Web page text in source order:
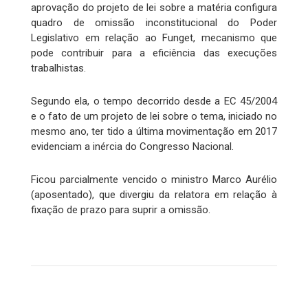
aprovação do projeto de lei sobre a matéria configura
quadro de omissão inconstitucional do Poder
Legislativo em relação ao Funget, mecanismo que
pode contribuir para a eficiência das execuções
trabalhistas.
Segundo ela, o tempo decorrido desde a EC 45/2004
e o fato de um projeto de lei sobre o tema, iniciado no
mesmo ano, ter tido a última movimentação em 2017
evidenciam a inércia do Congresso Nacional.
Ficou parcialmente vencido o ministro Marco Aurélio
(aposentado), que divergiu da relatora em relação à
fixação de prazo para suprir a omissão.